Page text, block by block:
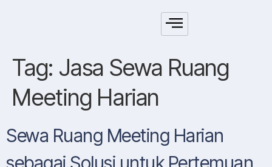
Tag: Jasa Sewa Ruang
Meeting Harian
Sewa Ruang Meeting Harian